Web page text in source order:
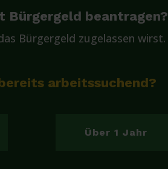
Bürgergeld beantragen?
Bürgergeld zugelassen wirst.
arbeitssuchend?
Über 1 Jahr